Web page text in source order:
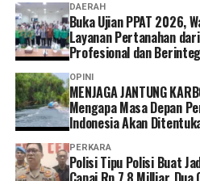
Ke depan, Pemerintah Provinsi
untuk mempercepat sertipikasi
memiliki kepastian hukum.
memiliki sekitar 3.200 bidang
bersertipikat. Tahun 2027 harus
jalan-jalan milik pemerintah.
nanti akan semakin sulit
ucap Dedi Mulyadi.
DAERAH
Buka Ujian PPAT 2026,
Layanan Pertanahan
Profesional dan
OPINI
MENJAGA JANTUNG
Mengapa Masa Depan
Indonesia Akan
PERKARA
Polisi Tipu Polisi Buat